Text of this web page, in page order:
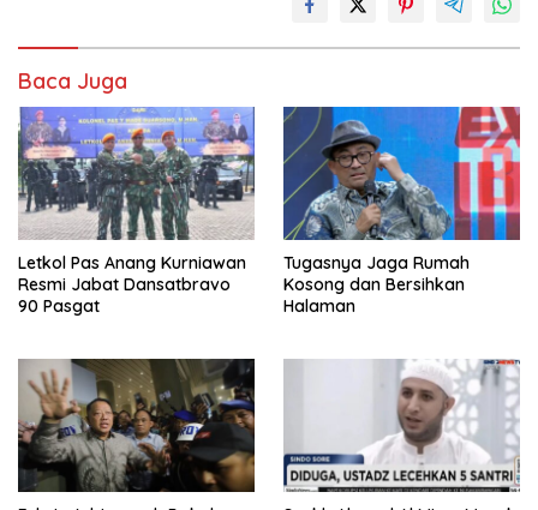
Baca Juga
Letkol Pas Anang Kurniawan
Resmi Jabat Dansatbravo
90 Pasgat
Tugasnya Jaga Rumah
Kosong dan Bersihkan
Halaman